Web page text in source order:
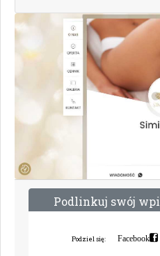
Podlinkuj swój wpi
Podziel się: Facebook